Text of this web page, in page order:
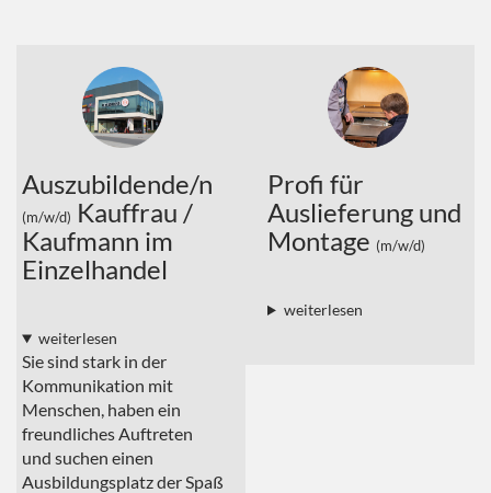
Auszubildende/n
(m/w/d) Kauffrau /
Kaufmann im
Einzelhandel
weiterlesen
Sie sind stark in der
Kommunikation mit
Menschen, haben ein
freundliches Auftreten
und suchen einen
Ausbildungsplatz der Spaß
Profi für
Auslieferung und
Montage (m/w/d)
weiterlesen